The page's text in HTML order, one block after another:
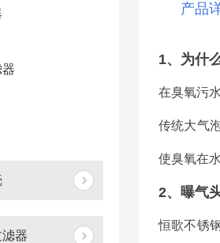
器
产品
1、为什
在臭氧污
传统大气
使臭氧在
2、曝气
恒歌不锈